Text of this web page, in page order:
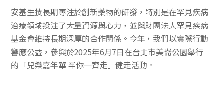
安基生技長期專注於創新藥物的研發，特別是在罕見疾病
治療領域投注了大量資源與心力，並與財團法人罕見疾病
基金會維持長期深厚的合作關係。今年，我們以實際行動
響應公益，參與於2025年6月7日在台北市美崙公園舉行
的「兒樂嘉年華 罕你一齊走」健走活動。